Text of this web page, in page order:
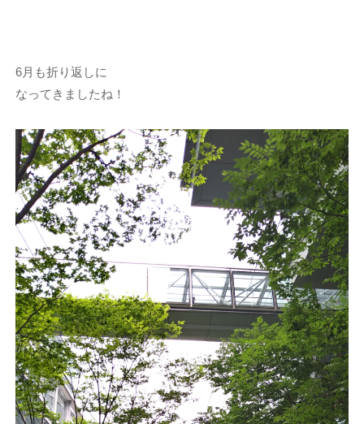
6月も折り返しに
なってきましたね！